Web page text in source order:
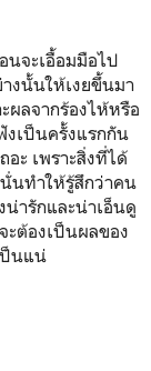
นจะเอื้อมมือไป
งนั้นให้เงยขึ้นมา
ผลจากร้องไห้หรือ
งเป็นครั้งแรกกัน
อะ เพราะสิ่งที่ได้
นทำให้รู้สึกว่าคน
ารักและน่าเอ็นดู
ะต้องเป็นผลของ
ป็นแน่